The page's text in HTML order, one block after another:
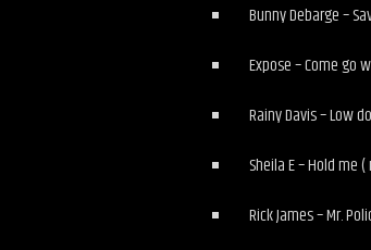
Bunny Debarge –
Expose – Come go
Rainy Davis – Low
Sheila E – Hold me
Rick James – Mr.